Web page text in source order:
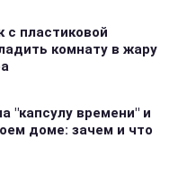
с пластиковой
комнату в жару
"капсулу времени" и
доме: зачем и что